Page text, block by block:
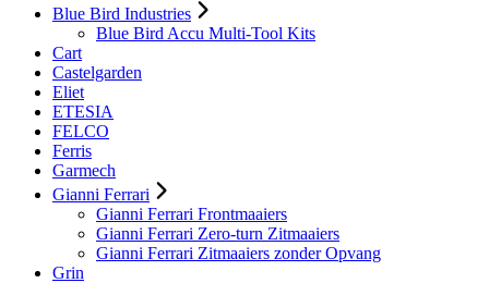
Blue Bird Industries
Blue Bird Accu Multi-Tool Kits
Cart
Castelgarden
Eliet
ETESIA
FELCO
Ferris
Garmech
Gianni Ferrari
Gianni Ferrari Frontmaaiers
Gianni Ferrari Zero-turn Zitmaaiers
Gianni Ferrari Zitmaaiers zonder Opvang
Grin